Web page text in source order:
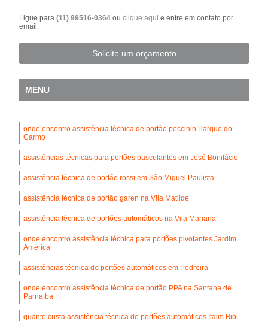
Ligue para(11) 99516-0364ouclique aqui e entre em contato por
email.
Solicite um orçamento
MENU
onde encontro assistência técnica de portão peccinin Parque do
Carmo
assistências técnicas para portões basculantes em José Bonifácio
assistência técnica de portão rossi em São Miguel Paulista
assistência técnica de portão garen na Vila Matilde
assistência técnica de portões automáticos na Vila Mariana
onde encontro assistência técnica para portões pivotantes Jardim
América
assistências técnica de portões automáticos em Pedreira
onde encontro assistência técnica de portão PPA na Santana de
Parnaíba
quanto custa assistência técnica de portões automáticos Itaim Bibi